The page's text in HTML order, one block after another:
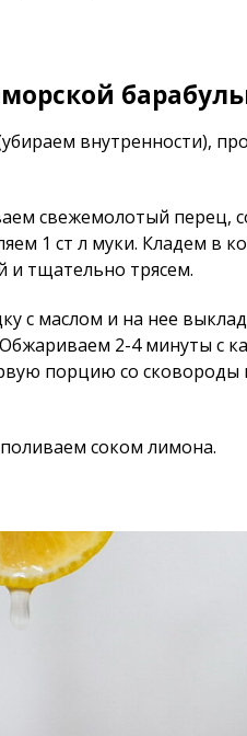
внутренности),
свежемолотый перец,
1 ст л муки. Кладем в
тщательно трясем.
с маслом и на нее
2-4 минуты с
порцию со сковороды
соком лимона.